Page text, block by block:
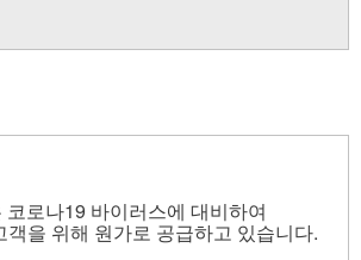
코로나19 바이러스에 대비하여
객을 위해 원가로 공급하고 있습니다.